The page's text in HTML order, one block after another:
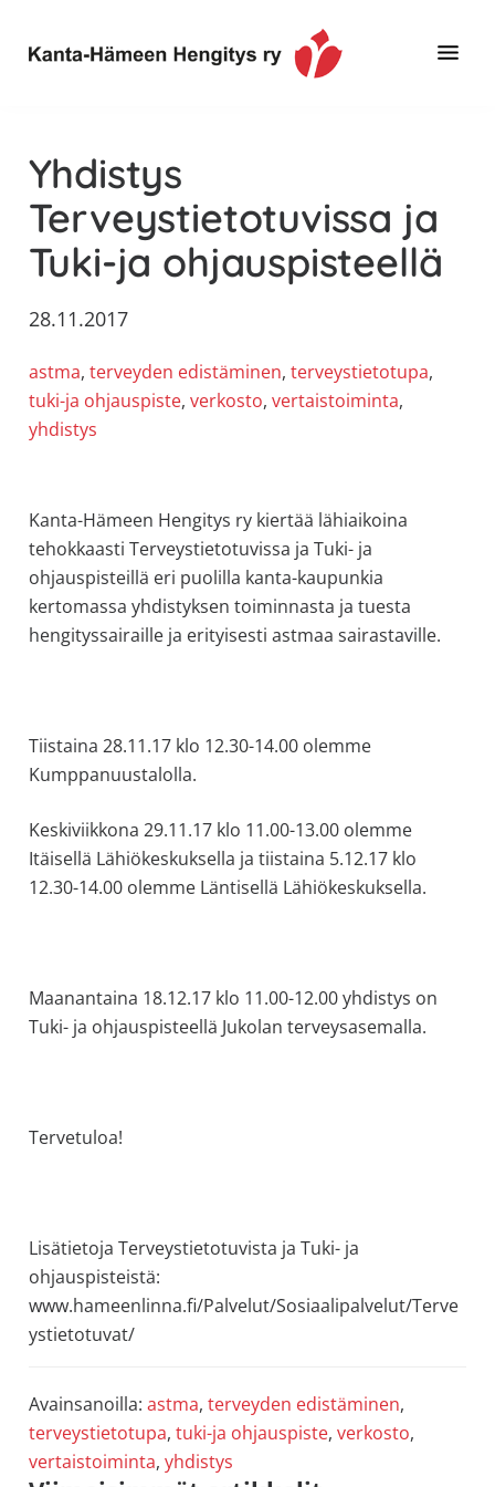
pääsisältöön
ensisijaiseen
alatunnisteeseen
Hämeen
Hengitys
ry
tietoa,
erityisesti
jos
sinua
astma,
muut
keuhkosairaudet,
huono
allergiat.
K-
H
Hengitys
ry
Yhdistys
Terveystietotuvissa ja
Tuki-ja ohjauspisteellä
28.11.2017
astma, terveyden edistäminen, terveystietotupa
tuki-ja ohjauspiste, verkosto, vertaistoiminta
yhdistys
Kanta-Hämeen Hengitys ry kiertää lähiaikoina
tehokkaasti Terveystietotuvissa ja Tuki- ja
ohjauspisteillä eri puolilla kanta-kaupunkia
kertomassa yhdistyksen toiminnasta ja tuesta
hengityssairaille ja erityisesti astmaa sairastaville.
Tiistaina 28.11.17 klo 12.30-14.00 olemme
Kumppanuustalolla.
Keskiviikkona 29.11.17 klo 11.00-13.00 olemme
Itäisellä Lähiökeskuksella ja tiistaina 5.12.17 klo
12.30-14.00 olemme Läntisellä Lähiökeskuksella.
Maanantaina 18.12.17 klo 11.00-12.00 yhdistys on
Tuki- ja ohjauspisteellä Jukolan terveysasemalla.
Tervetuloa!
Lisätietoja Terveystietotuvista ja Tuki- ja
ohjauspisteistä:
www.hameenlinna.fi/Palvelut/Sosiaalipalvelut/Terve
ystietotuvat/
Avainsanoilla: astma, terveyden edistäminen,
terveystietotupa, tuki-ja ohjauspiste, verkosto,
vertaistoiminta, yhdistys